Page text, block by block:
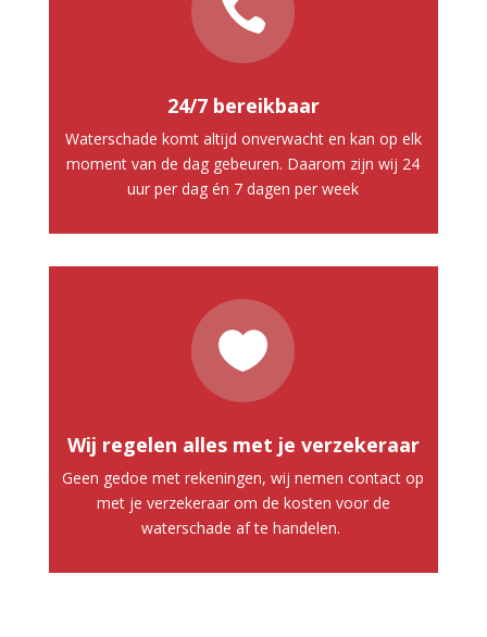

24/7 bereikbaar
Waterschade komt altijd onverwacht en kan op elk
moment van de dag gebeuren. Daarom zijn wij 24
uur per dag én 7 dagen per week

Wij regelen alles met je verzekeraar
Geen gedoe met rekeningen, wij nemen contact op
met je verzekeraar om de kosten voor de
waterschade af te handelen.